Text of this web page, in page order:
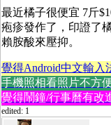
最近橘子很便宜 7斤
疱疹發作了，印證了
賴胺酸來壓抑。
覺得Android中文輸入
手機照相看照片不方
覺得鬧鐘/行事曆有
edited: 1